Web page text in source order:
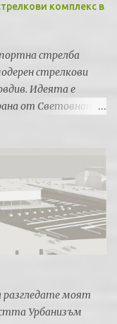
комплекс в
стрелба
стрелкови
Идеята е
от Световната
разгледате моят
Урбанизъм